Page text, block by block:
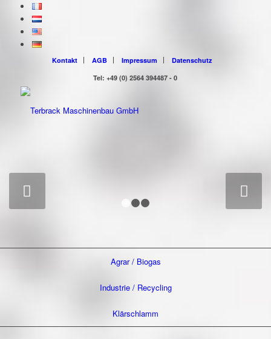
Kontakt AGB Impressum
Datenschutz
Tel: +49 (0) 2564 394487 - 0
Agrar / Biogas
Industrie / Recycling
Klärschlamm